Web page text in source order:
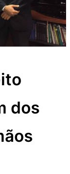
dos